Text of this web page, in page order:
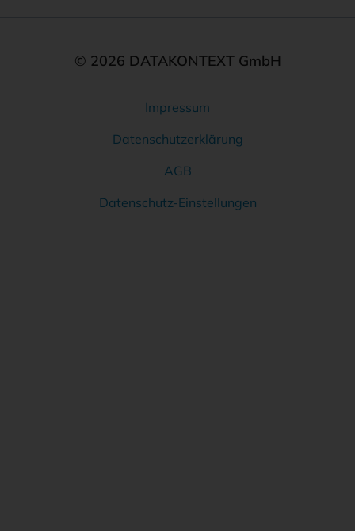
© 2026 DATAKONTEXT GmbH
Impressum
Datenschutzerklärung
AGB
Datenschutz-Einstellungen